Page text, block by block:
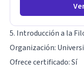
5. Introducción a la
Organización:
Ofrece certificado: Sí